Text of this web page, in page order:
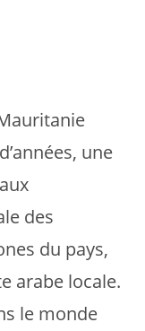
une
des
du pays,
arabe locale.
le monde